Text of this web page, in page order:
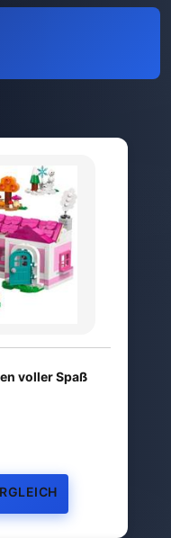
voller Spaß